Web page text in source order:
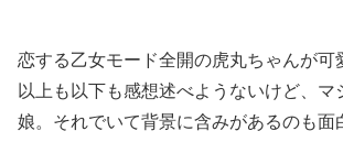
恋する乙女モード全開の虎丸ちゃんが
以上も以下も感想述べようないけど、マ
娘。それでいて背景に含みがあるのも面